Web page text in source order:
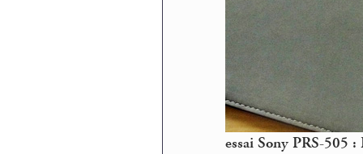
essai Sony PRS-505